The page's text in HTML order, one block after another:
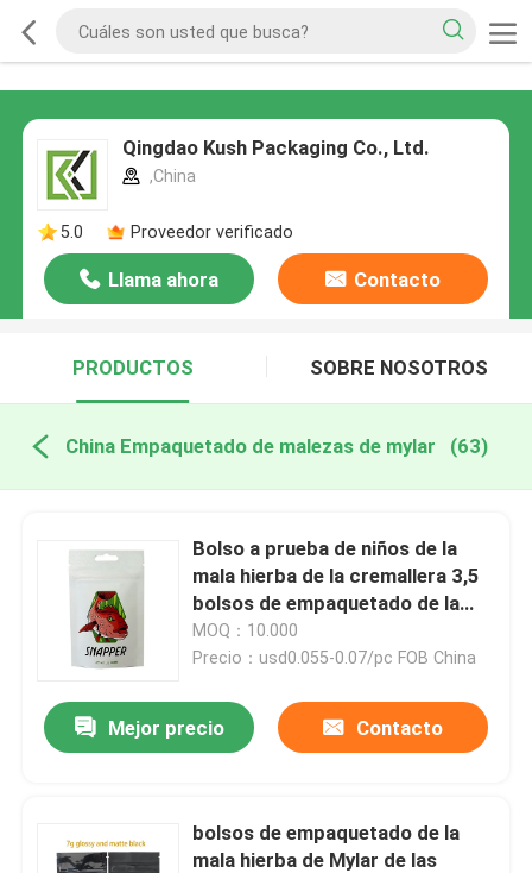
Qingdao Kush Packaging Co., Ltd.
,China
5.0 Proveedor verificado
Llama ahora Contacto
PRODUCTOS SOBRE NOSOTROS
China Empaquetado de malezas de mylar (63)
Bolso a prueba de niños de la
mala hierba de la cremallera 3,5
bolsos de empaquetado de la
mala hierba exótica de 1/8 onza
3.5g
MOQ：10.000
Precio：usd0.055-0.07/pc FOB China
Mejor precio Contacto
bolsos de empaquetado de la
mala hierba de Mylar de las